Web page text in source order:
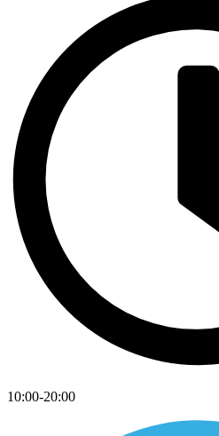
10:00-20:00